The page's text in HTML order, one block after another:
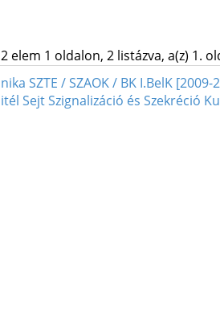
elem 1 oldalon, 2 listázva, a(z) 1.
SZTE / SZAOK / BK I.BelK [2009-
Sejt Szignalizáció és Szekréció